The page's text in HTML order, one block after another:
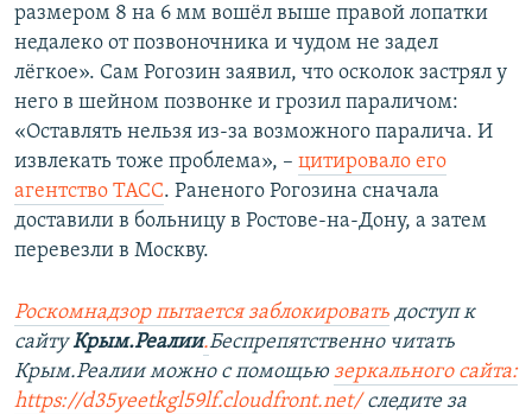
размером 8 на 6 мм вошёл выше правой лопатки
недалеко от позвоночника и чудом не задел
лёгкое». Сам Рогозин заявил, что осколок застрял у
него в шейном позвонке и грозил параличом:
«Оставлять нельзя из-за возможного паралича. И
извлекать тоже проблема», – цитировало его
агентство ТАСС. Раненого Рогозина сначала
доставили в больницу в Ростове-на-Дону, а затем
перевезли в Москву.
Роскомнадзор пытается заблокировать доступ к
сайтуКрым.Реалии.Беспрепятственно читать
Крым.Реалии можно с помощью зеркального сайта:
https://d35yeetkgl59lf.cloudfront.net/ следите за